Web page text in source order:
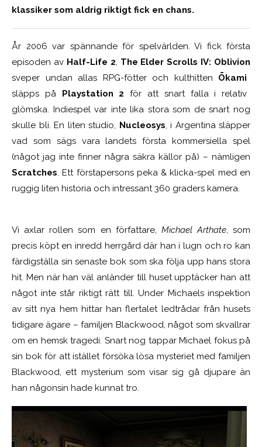
klassiker som aldrig riktigt fick en chans.
År 2006 var spännande för spelvärlden. Vi fick första
episoden av Half-Life 2, The Elder Scrolls IV: Oblivion
sveper undan allas RPG-fötter och kulthitten Ōkami
släpps på Playstation 2 för att snart falla i relativ
glömska. Indiespel var inte lika stora som de snart nog
skulle bli. En liten studio, Nucleosys, i Argentina släpper
vad som sägs vara landets första kommersiella spel
(något jag inte finner några säkra källor på) – nämligen
Scratches. Ett förstapersons peka & klicka-spel med en
ruggig liten historia och intressant 360 graders kamera.
Vi axlar rollen som en författare, Michael Arthate, som
precis köpt en inredd herrgård där han i lugn och ro kan
färdigställa sin senaste bok som ska följa upp hans stora
hit. Men när han väl anländer till huset upptäcker han att
något inte står riktigt rätt till. Under Michaels inspektion
av sitt nya hem hittar han flertalet ledtrådar från husets
tidigare ägare – familjen Blackwood, något som skvallrar
om en hemsk tragedi. Snart nog tappar Michael fokus på
sin bok för att istället försöka lösa mysteriet med familjen
Blackwood, ett mysterium som visar sig gå djupare än
han någonsin hade kunnat tro.